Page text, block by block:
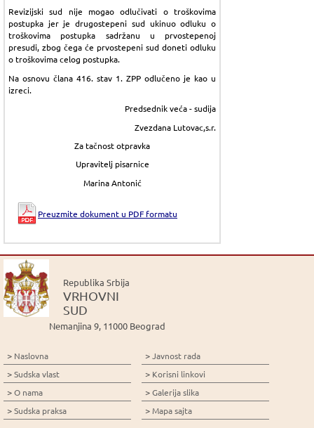
Revizijski sud nije mogao odlučivati o troškovima
postupka jer je drugostepeni sud ukinuo odluku o
troškovima postupka sadržanu u prvostepenoj
presudi, zbog čega će prvostepeni sud doneti odluku
o troškovima celog postupka.
Na osnovu člana 416. stav 1. ZPP odlučeno je kao u
izreci.
Predsednik veća - sudija
Zvezdana Lutovac,s.r.
Za tačnost otpravka
Upravitelj pisarnice
Marina Antonić
Preuzmite dokument u PDF formatu
Republika Srbija
VRHOVNI
SUD
Nemanjina 9, 11000 Beograd
> Naslovna
>Sudska vlast
>O nama
>Sudska praksa
>Javnost rada
> Korisni linkovi
>Galerija slika
> Mapa sajta